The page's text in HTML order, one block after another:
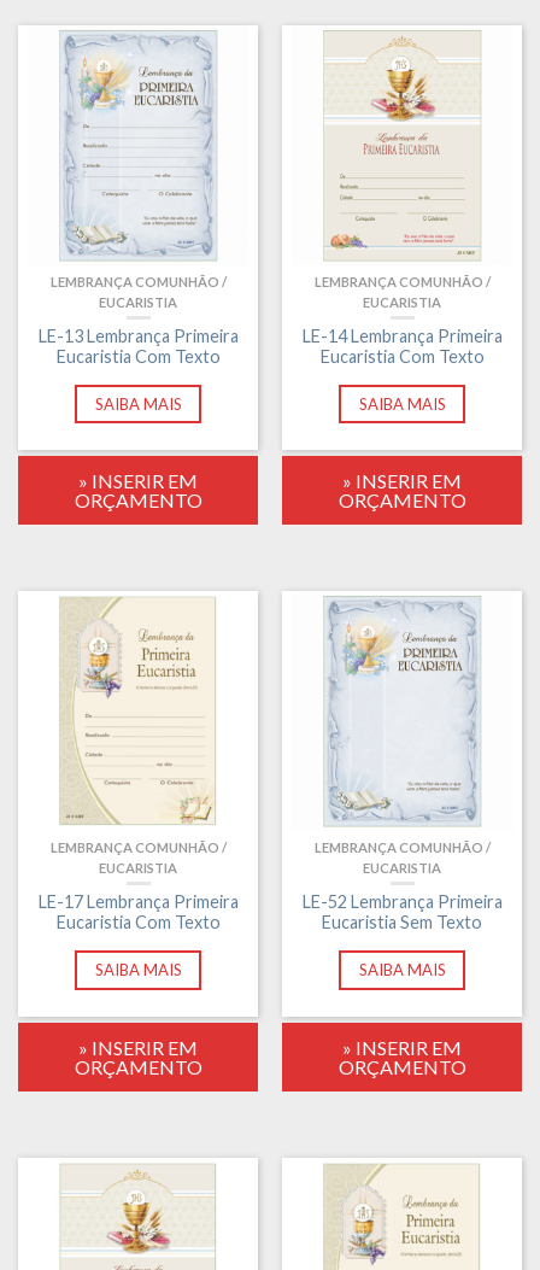
LEMBRANÇA COMUNHÃO /
EUCARISTIA
LE-13 Lembrança Primeira
Eucaristia Com Texto
SAIBA MAIS
» INSERIR EM
ORÇAMENTO
LEMBRANÇA COMUNHÃO /
EUCARISTIA
LE-14 Lembrança Primeira
Eucaristia Com Texto
SAIBA MAIS
» INSERIR EM
ORÇAMENTO
LEMBRANÇA COMUNHÃO /
EUCARISTIA
LE-17 Lembrança Primeira
Eucaristia Com Texto
SAIBA MAIS
» INSERIR EM
ORÇAMENTO
LEMBRANÇA COMUNHÃO /
EUCARISTIA
LE-52 Lembrança Primeira
Eucaristia Sem Texto
SAIBA MAIS
» INSERIR EM
ORÇAMENTO